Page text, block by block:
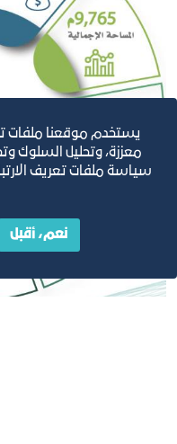
يستخدم موقعنا ملفات
معززة، وتحليل السلوك
سياسة ملفات تعريف
نعم، أقبل